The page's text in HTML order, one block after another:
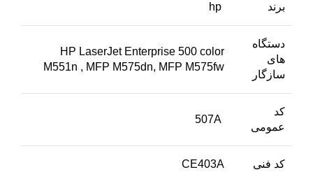
برند
دستگاه
های
سازگار
HP LaserJet Enterprise 500 color
M551n , MFP M575dn, MFP M575fw
کد
عمومی
کد فنی CE403A